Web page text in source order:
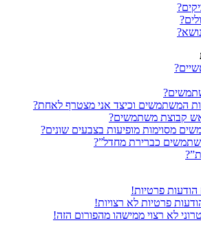
המשתמשים וכיצד אני מצטרף לאחת?
קבוצת משתמשים?
מסוימות מופיעות בצבעים שונים?
כברירת מחדל”?
הודעות פרטיות!
פרטיות לא רצויות!
לא רצוי ממישהו מהפורום הזה!